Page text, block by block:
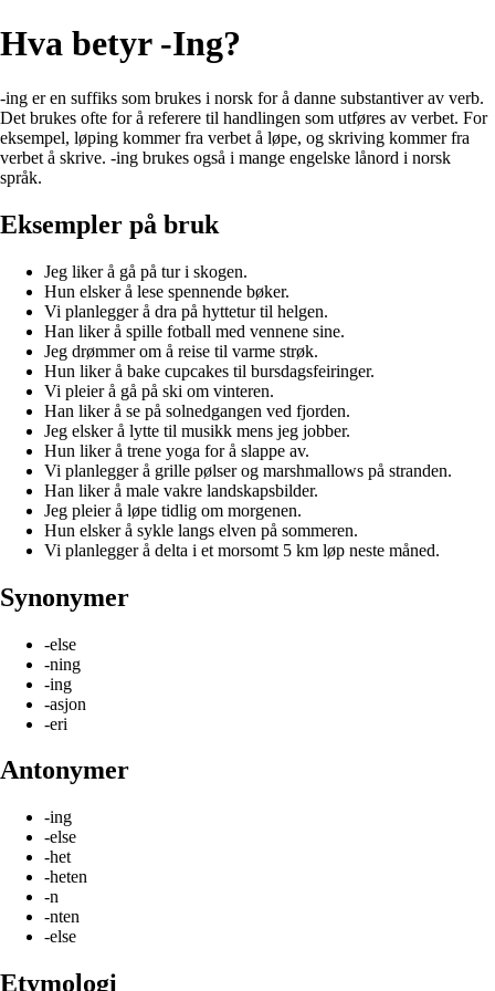
Hva betyr -Ing?
-ing er en suffiks som brukes i norsk for å danne substantiver av verb.
Det brukes ofte for å referere til handlingen som utføres av verbet. For
eksempel, løping kommer fra verbet å løpe, og skriving kommer fra
verbet å skrive. -ing brukes også i mange engelske lånord i norsk
språk.
Eksempler på bruk
Jeg liker å gå på tur i skogen.
Hun elsker å lese spennende bøker.
Vi planlegger å dra på hyttetur til helgen.
Han liker å spille fotball med vennene sine.
Jeg drømmer om å reise til varme strøk.
Hun liker å bake cupcakes til bursdagsfeiringer.
Vi pleier å gå på ski om vinteren.
Han liker å se på solnedgangen ved fjorden.
Jeg elsker å lytte til musikk mens jeg jobber.
Hun liker å trene yoga for å slappe av.
Vi planlegger å grille pølser og marshmallows på stranden.
Han liker å male vakre landskapsbilder.
Jeg pleier å løpe tidlig om morgenen.
Hun elsker å sykle langs elven på sommeren.
Vi planlegger å delta i et morsomt 5 km løp neste måned.
Synonymer
-else
-ning
-ing
-asjon
-eri
Antonymer
-ing
-else
-het
-heten
-n
-nten
-else
Etymologi